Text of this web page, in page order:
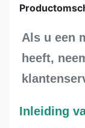
Als u een
heeft,
Inleiding